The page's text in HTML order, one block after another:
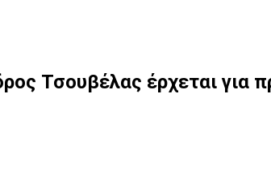
Τσουβέλας έρχεται για